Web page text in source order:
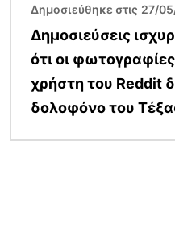
Δημοσιεύθηκε στις 27/
Δημοσιεύσεις
ότι οι
χρήστη του Reddit
δολοφόνο του